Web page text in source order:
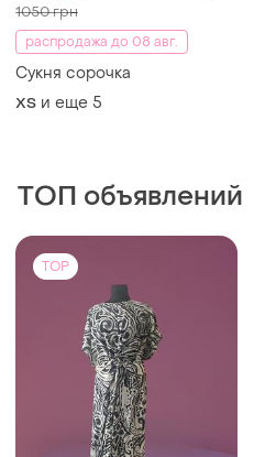
1050 грн
распродажа до 08 авг.
Сукня сорочка
ХS и еще 5
ТОП объявлений
TOP